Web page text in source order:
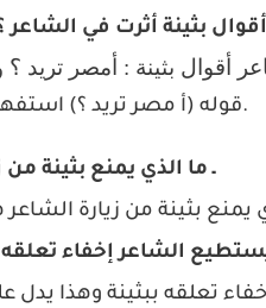
أقوال بثينة أثرت في
أقوال بثينة : أمصر تريد ؟
قوله (أ مصر تريد ؟).
ـ ما الذي يمنع بثينة من
يمنع بثينة من زيارة
الشاعر إخفاء تعلقه
تعلقه ببثينة وهذا يدل